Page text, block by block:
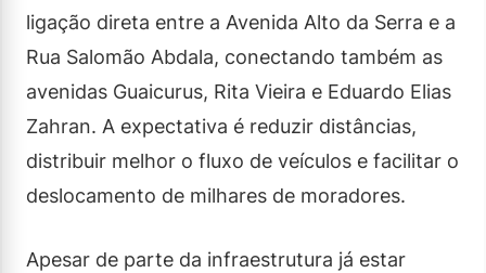
ligação direta entre a Avenida Alto da Serra e a
Rua Salomão Abdala, conectando também as
avenidas Guaicurus, Rita Vieira e Eduardo Elias
Zahran. A expectativa é reduzir distâncias,
distribuir melhor o fluxo de veículos e facilitar o
deslocamento de milhares de moradores.
Apesar de parte da infraestrutura já estar